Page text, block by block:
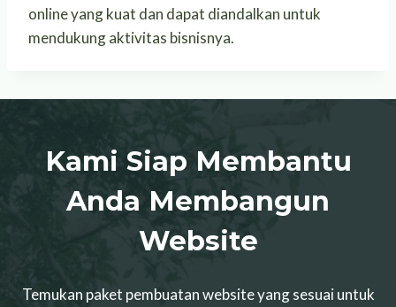
online yang kuat dan dapat diandalkan untuk
mendukung aktivitas bisnisnya.
Kami Siap Membantu
Anda Membangun
Website
Temukan paket pembuatan website yang sesuai untuk